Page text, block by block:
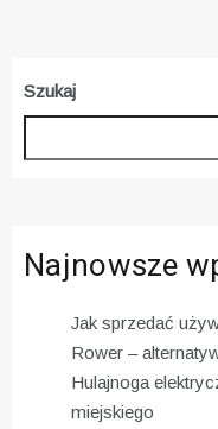
Szukaj
Najnowsze
Jak sprzedać
Rower –
Hulajnoga
miejskiego